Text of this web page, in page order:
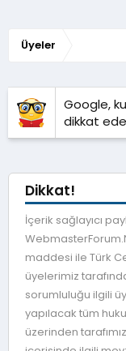
Üyeler
Google,
dikkat
Dikkat!
İçerik sağlayıcı
maddesi ile Türk
üyelerimiz
sorumluluğu ilgili
yapılacak tüm
üzerinden